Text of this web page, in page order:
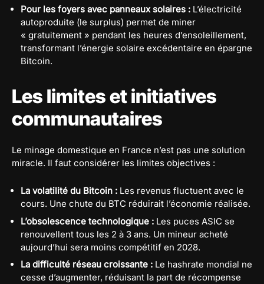
Pour les foyers avec panneaux solaires : L’électricité
autoproduite (le surplus) permet de miner
« gratuitement » pendant les heures d’ensoleillement,
transformant l’énergie solaire excédentaire en épargne
Bitcoin.
Les limites et initiatives
communautaires
Le minage domestique en France n’est pas une solution
miracle. Il faut considérer les limites objectives :
La volatilité du Bitcoin : Les revenus fluctuent avec le
cours. Une chute du BTC réduirait l’économie réalisée.
L’obsolescence technologique : Les puces ASIC se
renouvellent tous les 2 à 3 ans. Un mineur acheté
aujourd’hui sera moins compétitif en 2028.
La difficulté réseau croissante : Le hashrate mondial ne
cesse d’augmenter, réduisant la part de récompense